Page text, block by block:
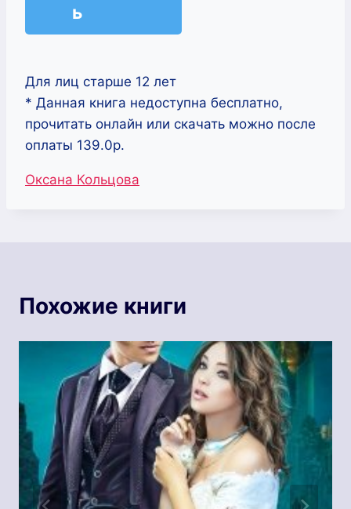
ь
Для лиц старше 12 лет
* Данная книга недоступна бесплатно,
прочитать онлайн или скачать можно после
оплаты 139.0р.
Метки
Оксана Кольцова
Похожие книги